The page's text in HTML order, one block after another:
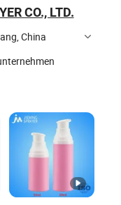
CO., LTD.
China